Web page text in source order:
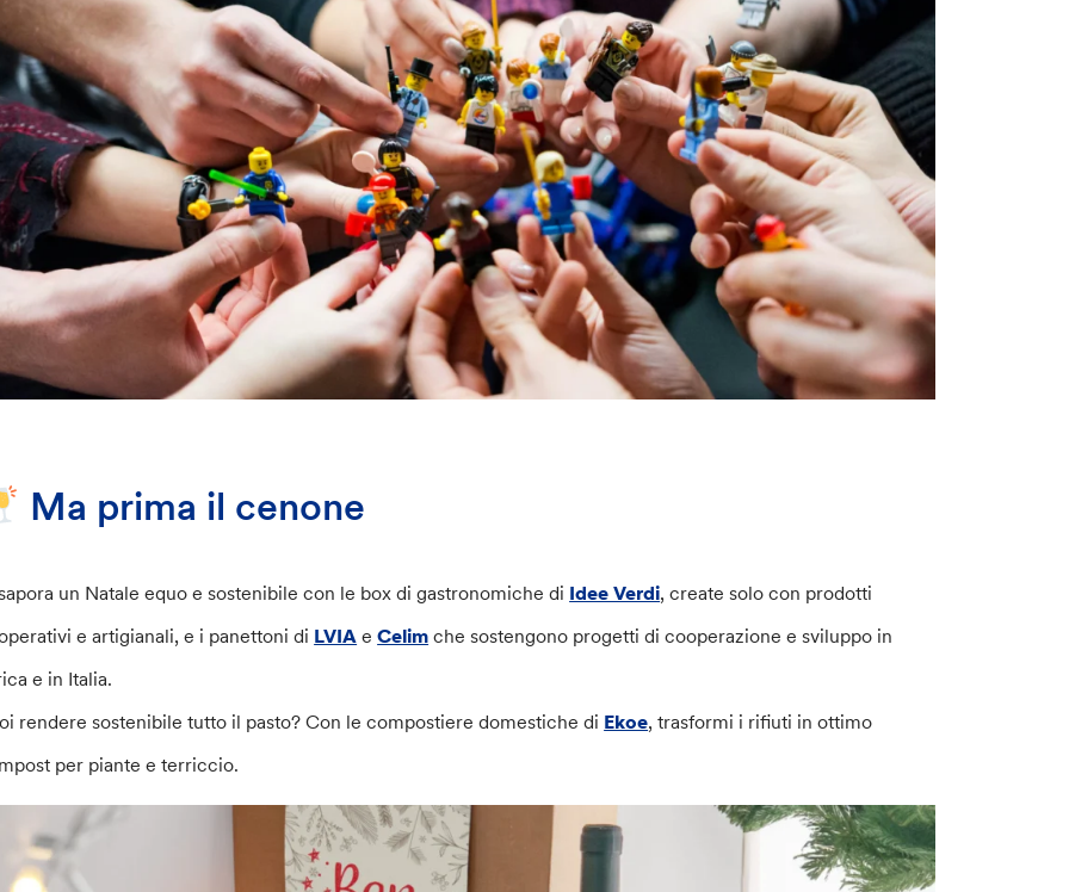
Ma prima il cenone
un Natale equo e sostenibile con le box di gastronomiche di Idee Verdi, create solo con prodotti
e artigianali, e i panettoni di LVIA eCelim che sostengono progetti di cooperazione e sviluppo in
e in Italia.
rendere sostenibile tutto il pasto? Con le compostiere domestiche di Ekoe, trasformi i rifiuti in ottimo
per piante e terriccio.